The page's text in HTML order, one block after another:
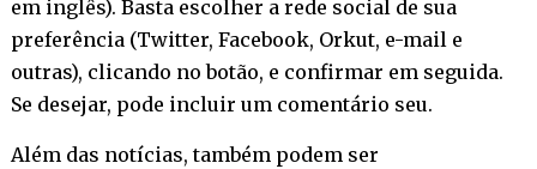
em inglês). Basta escolher a rede social de sua
preferência (Twitter, Facebook, Orkut, e-mail e
outras), clicando no botão, e confirmar em seguida.
Se desejar, pode incluir um comentário seu.
Além das notícias, também podem ser